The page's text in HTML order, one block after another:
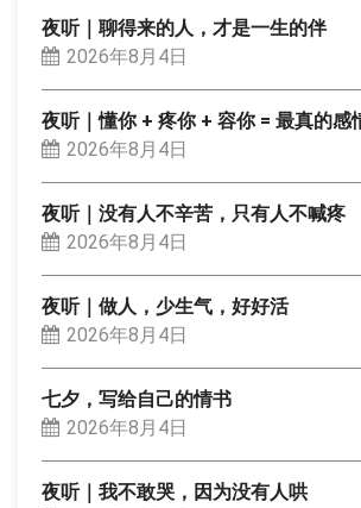
夜听｜聊得来的人，才是一生的伴
2026年8月4日
夜听｜懂你 + 疼你 + 容你 = 最真的感
2026年8月4日
夜听｜没有人不辛苦，只有人不喊疼
2026年8月4日
夜听｜做人，少生气，好好活
2026年8月4日
七夕，写给自己的情书
2026年8月4日
夜听｜我不敢哭，因为没有人哄